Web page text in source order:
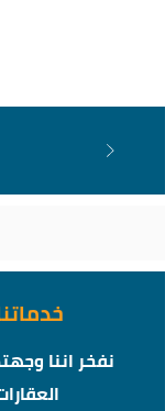
نفخر اننا